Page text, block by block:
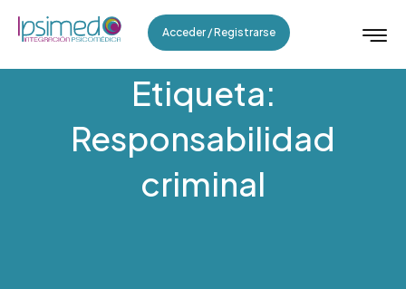
Acceder / Registrarse
Etiqueta:
Responsabilidad
criminal